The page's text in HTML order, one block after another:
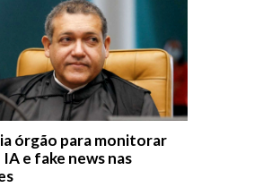
órgão para monitorar
IA e fake news nas